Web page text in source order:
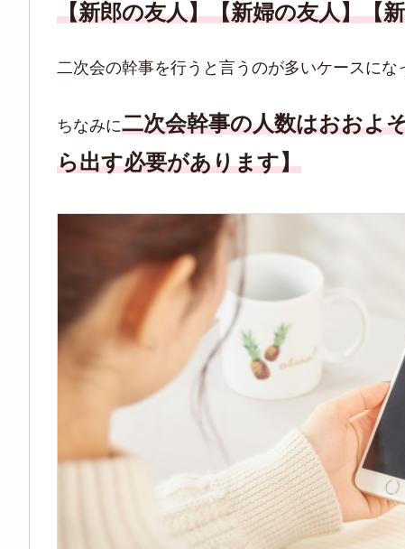
【新郎の友人】【新婦の友人】【
二次会の幹事を行うと言うのが多いケースにな
ちなみに二次会幹事の人数はおおよ
ら出す必要があります】